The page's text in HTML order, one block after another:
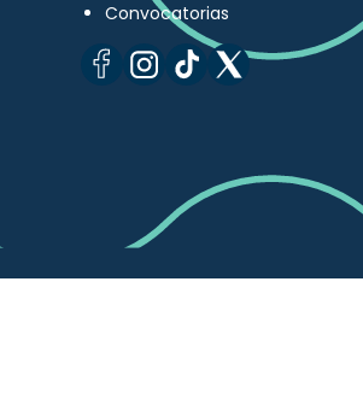
Convocatorias